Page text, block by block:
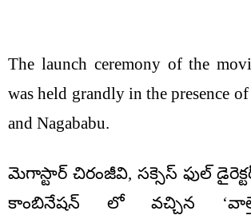
The launch ceremony of the
was held grandly in the presence
and Nagababu.
మెగాస్టార్ చిరంజీవి, సక్సెస్ ఫుల్
కాంబినేషన్ లో వచ్చిన